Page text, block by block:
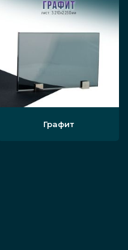
Графит